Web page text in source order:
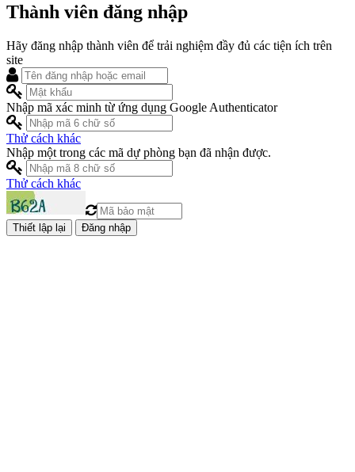
Thành viên đăng nhập
Hãy đăng nhập thành viên để trải nghiệm đầy đủ các tiện ích trên
site
Nhập mã xác minh từ ứng dụng Google Authenticator
Thử cách khác
Nhập một trong các mã dự phòng bạn đã nhận được.
Thử cách khác
Đăng nhập